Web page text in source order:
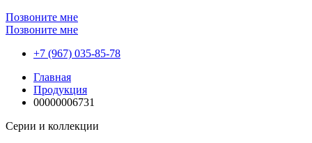
Позвоните мне
Позвоните мне
+7 (967) 035-85-78
Главная
Продукция
00000006731
Серии и коллекции